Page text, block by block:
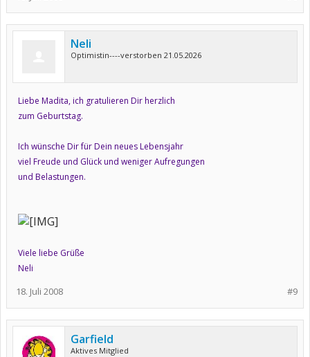
Neli
Optimistin----verstorben 21.05.2026
Liebe Madita, ich gratulieren Dir herzlich
zum Geburtstag.
Ich wünsche Dir für Dein neues Lebensjahr
viel Freude und Glück und weniger Aufregungen
und Belastungen.
Viele liebe Grüße
Neli
#9
18. Juli 2008
Garfield
Aktives Mitglied